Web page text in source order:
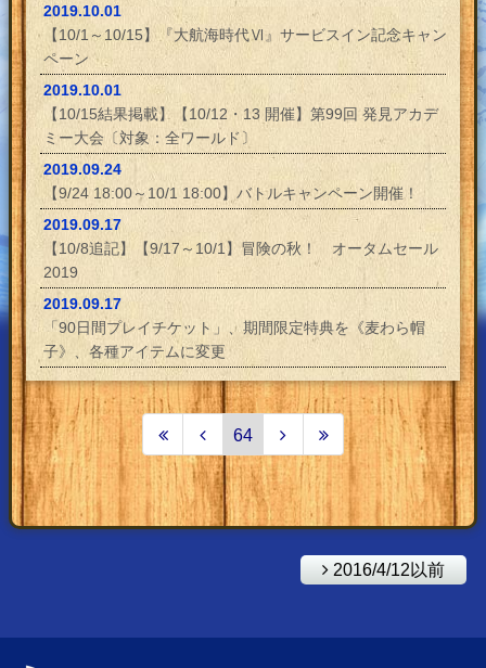
2019.10.01
【10/1～10/15】『大航海時代Ⅵ』サービスイン記念キャン
ペーン
2019.10.01
【10/15結果掲載】【10/12・13 開催】第99回 発見アカデ
ミー大会〔対象：全ワールド〕
2019.09.24
【9/24 18:00～10/1 18:00】バトルキャンペーン開催！
2019.09.17
【10/8追記】【9/17～10/1】冒険の秋！ オータムセール
2019
2019.09.17
「90日間プレイチケット」、期間限定特典を《麦わら帽
子》、各種アイテムに変更
64
2016/4/12以前